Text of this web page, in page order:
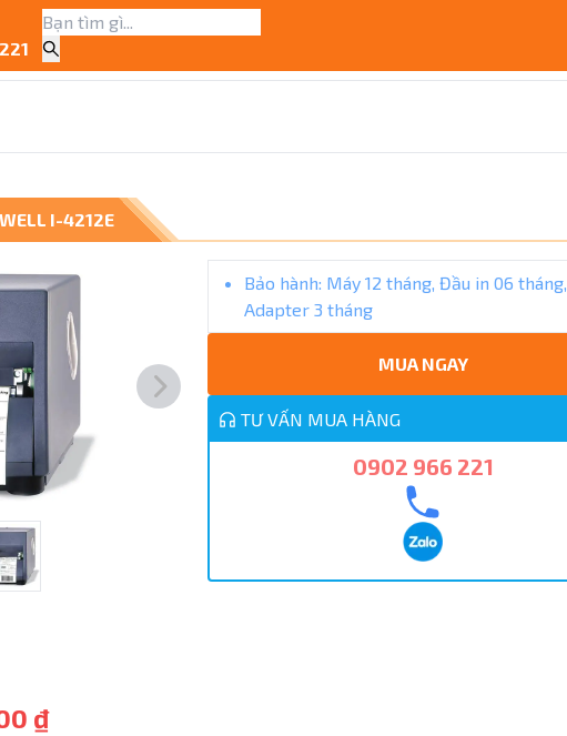
I-4212E
₫
Bảo hành: Máy 12 tháng, Đầu in 06 tháng,
Adapter 3 tháng
MUA NGAY
TƯ VẤN MUA HÀNG
0902 966 221